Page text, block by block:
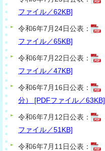
ファイル／62KB]
令和6年7月24日公表：
ファイル／65KB]
令和6年7月22日公表：
ファイル／47KB]
令和6年7月16日公表：
分） [PDFファイル／63KB]
令和6年7月12日公表：
ファイル／51KB]
令和6年7月11日公表：